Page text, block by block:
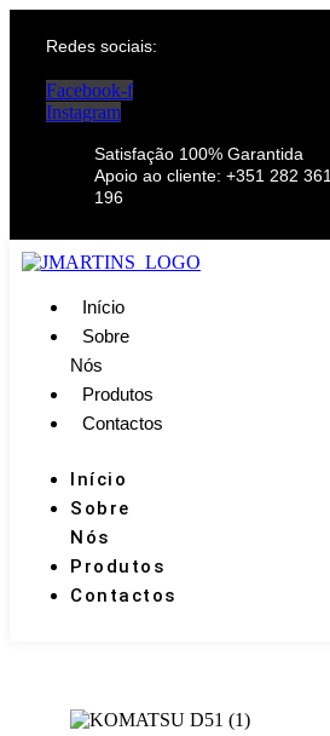
Redes sociais:
Facebook-f
Instagram
Satisfação 100% Garantida
Apoio ao cliente: +351 282 361
196
Início
Sobre
Nós
Produtos
Contactos
Início
Sobre
Nós
Produtos
Contactos